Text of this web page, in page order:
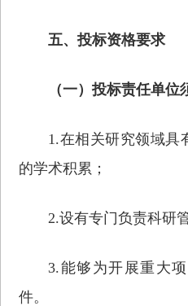
五、投标资格要求
（一）投标责任单位
1.在相关研究领域具
的学术积累；
2.设有专门负责科研
3.能够为开展重大
件。